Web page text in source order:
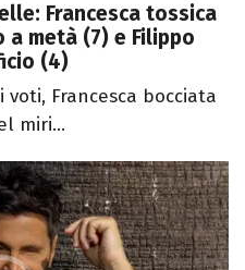
Francesca tossica
metà (7) e Filippo
(4)
Francesca bocciata
miri...